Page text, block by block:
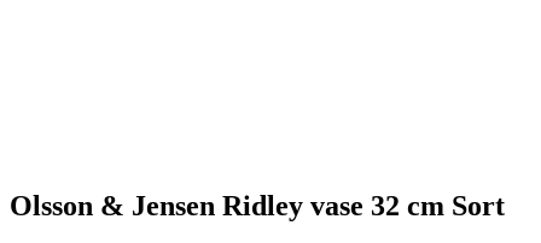
Olsson & Jensen Ridley vase 32 cm Sort